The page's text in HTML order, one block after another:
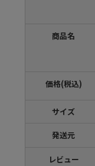
商品名
価格(税込)
サイズ
発送元
レビュー